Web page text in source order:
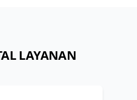
LAYANAN